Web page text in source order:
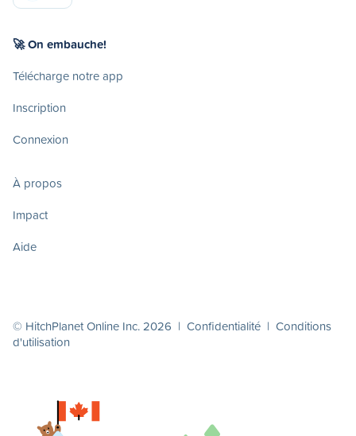
🚀 On embauche!
Télécharge notre app
Inscription
Connexion
À propos
Impact
Aide
© HitchPlanet Online Inc. 2026 | Confidentialité | Conditions
d'utilisation